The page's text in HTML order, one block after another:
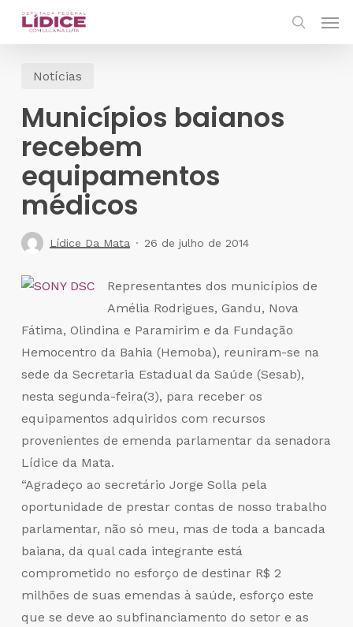
Skip
contentNotícias
Municípios baianos
recebem
equipamentos
médicos
Lídice Da Mata 26 de julho de 2014
Representantes dos municípios de
Amélia Rodrigues, Gandu, Nova
Fátima, Olindina e Paramirim e da Fundação
Hemocentro da Bahia (Hemoba), reuniram-se na
sede da Secretaria Estadual da Saúde (Sesab),
nesta segunda-feira(3), para receber os
equipamentos adquiridos com recursos
provenientes de emenda parlamentar da senadora
Lídice da Mata.
“Agradeço ao secretário Jorge Solla pela
oportunidade de prestar contas de nosso trabalho
parlamentar, não só meu, mas de toda a bancada
baiana, da qual cada integrante está
comprometido no esforço de destinar R$ 2
milhões de suas emendas à saúde, esforço este
que se deve ao subfinanciamento do setor e as